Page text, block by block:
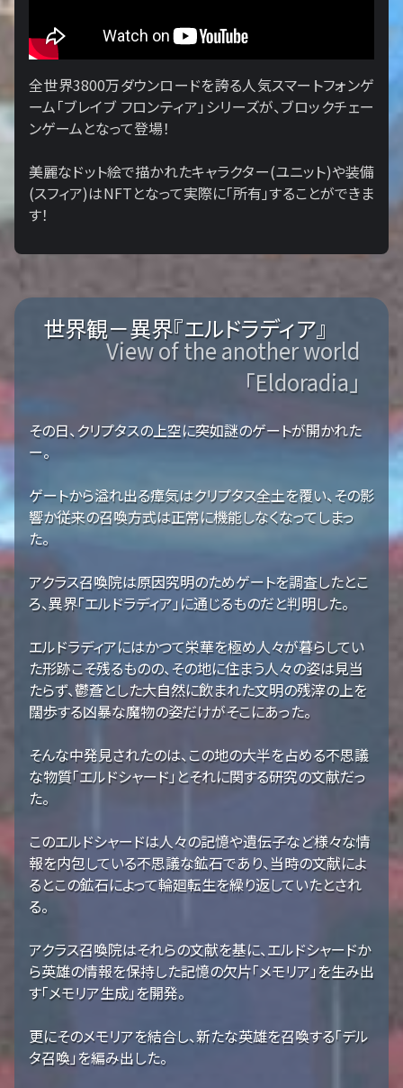
全世界3800万ダウンロードを誇る人気スマートフォンゲ
ーム「ブレイブ フロンティア」シリーズが、ブロックチェー
ンゲームとなって登場！
美麗なドット絵で描かれたキャラクター(ユニット)や装備
(スフィア)はNFTとなって実際に「所有」することができま
す！
世界観－異界『エルドラディア』
View of the another world
「Eldoradia」
その日、クリプタスの上空に突如謎のゲートが開かれた
ー。
ゲートから溢れ出る瘴気はクリプタス全土を覆い、その影
響か従来の召喚方式は正常に機能しなくなってしまっ
た。
アクラス召喚院は原因究明のためゲートを調査したとこ
ろ、異界「エルドラディア」に通じるものだと判明した。
エルドラディアにはかつて栄華を極め人々が暮らしてい
た形跡こそ残るものの、その地に住まう人々の姿は見当
たらず、鬱蒼とした大自然に飲まれた文明の残滓の上を
闊歩する凶暴な魔物の姿だけがそこにあった。
そんな中発見されたのは、この地の大半を占める不思議
な物質「エルドシャード」とそれに関する研究の文献だっ
た。
このエルドシャードは人々の記憶や遺伝子など様々な情
報を内包している不思議な鉱石であり、当時の文献によ
るとこの鉱石によって輪廻転生を繰り返していたとされ
る。
アクラス召喚院はそれらの文献を基に、エルドシャードか
ら英雄の情報を保持した記憶の欠片「メモリア」を生み出
す「メモリア生成」を開発。
更にそのメモリアを結合し、新たな英雄を召喚する「デル
タ召喚」を編み出した。